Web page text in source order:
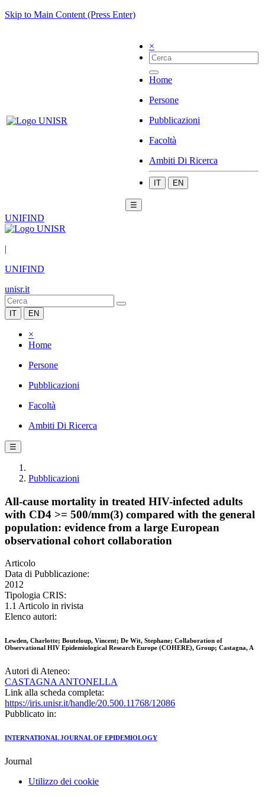
Skip to Main Content (Press Enter)
×
Home
Persone
Pubblicazioni
Facoltà
Ambiti Di Ricerca
IT EN
☰
UNIFIND
|
UNIFIND
unisr.it
IT EN
×
Home
Persone
Pubblicazioni
Facoltà
Ambiti Di Ricerca
☰
Pubblicazioni
All-cause mortality in treated HIV-infected adults
with CD4 >= 500/mm(3) compared with the general
population: evidence from a large European
observational cohort collaboration
Articolo
Data di Pubblicazione:
2012
Tipologia CRIS:
1.1 Articolo in rivista
Elenco autori:
Lewden, Charlotte; Bouteloup, Vincent; De Wit, Stephane; Collaboration of
Observational HIV Epidemiological Research Europe (COHERE), Group; Castagna, A
Autori di Ateneo:
CASTAGNA ANTONELLA
Link alla scheda completa:
https://iris.unisr.it/handle/20.500.11768/12086
Pubblicato in:
INTERNATIONAL JOURNAL OF EPIDEMIOLOGY
Journal
Utilizzo dei cookie